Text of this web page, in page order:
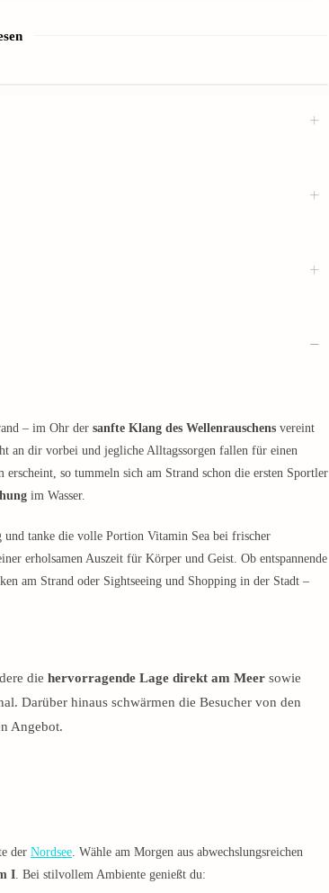
– im Ohr der sanfte Klang des Wellenrauschens vereint
an dir vorbei und jegliche Alltagssorgen fallen für einen
so tummeln sich am Strand schon die ersten Sportler
im Wasser.
und tanke die volle Portion Vitamin Sea bei frischer
erholsamen Auszeit für Körper und Geist. Ob entspannende
am Strand oder Sightseeing und Shopping in der Stadt –
die hervorragende Lage direkt am Meer sowie
Darüber hinaus schwärmen die Besucher von den
Angebot.
der Nordsee . Wähle am Morgen aus abwechslungsreichen
I . Bei stilvollem Ambiente genießt du: